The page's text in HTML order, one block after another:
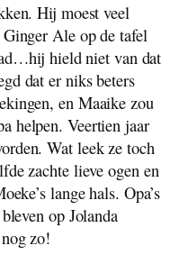
Hij moest veel
Ale op de tafel
hield niet van dat
dat er niks beters
en Maaike zou
helpen. Veertien jaar
Wat leek ze toch
zachte lieve ogen en
lange hals. Opa’s
op Jolanda
zo!